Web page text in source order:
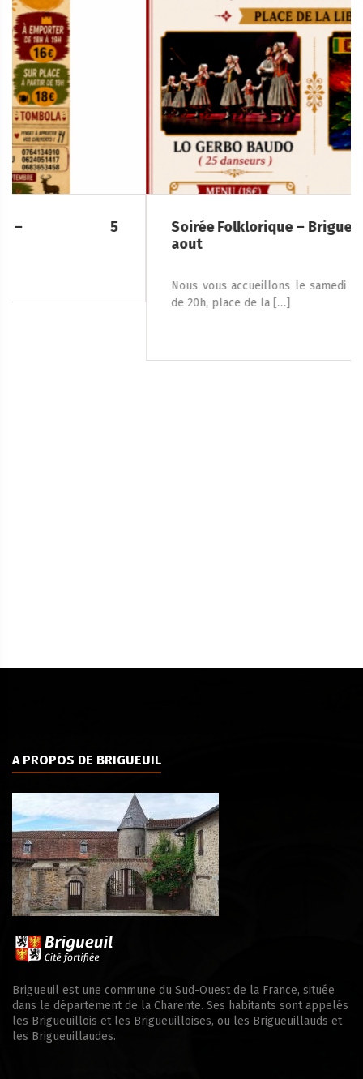
Soirée Folklorique – Brigueuil – Samedi 08
Nous vous accueillons le samedi 8 août 2026, à partir
de 20h, place de la […]
A PROPOS DE BRIGUEUIL
Brigueuil est une commune du Sud-Ouest de la France, située
dans le département de la Charente. Ses habitants sont appelés
les Brigueuillois et les Brigueuilloises, ou les Brigueuillauds et
les Brigueuillaudes.